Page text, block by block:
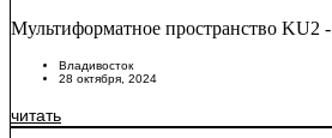
Мультиформатное пространство KU2
Владивосток
28 октября, 2024
читать